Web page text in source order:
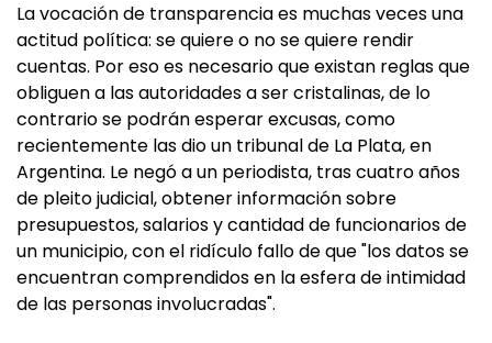
La vocación de transparencia es muchas veces una
actitud política: se quiere o no se quiere rendir
cuentas. Por eso es necesario que existan reglas que
obliguen a las autoridades a ser cristalinas, de lo
contrario se podrán esperar excusas, como
recientemente las dio un tribunal de La Plata, en
Argentina. Le negó a un periodista, tras cuatro años
de pleito judicial, obtener información sobre
presupuestos, salarios y cantidad de funcionarios de
un municipio, con el ridículo fallo de que "los datos se
encuentran comprendidos en la esfera de intimidad
de las personas involucradas".